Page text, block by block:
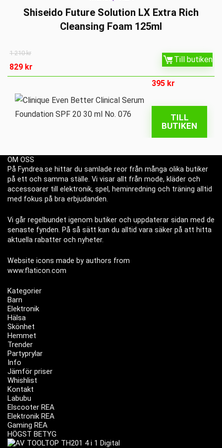
Shiseido Future Solution LX Extra Rich
Cleansing Foam 125ml
1 210kr
829 kr
Till butiken
395 kr
TILL
BUTIKEN
OM OSS
På Fyndrea.se hittar du samlade reor från många olika butiker
på ett och samma ställe. Vi visar allt från mode, kläder och
accessoarer till elektronik, spel, heminredning och träning alltid
med fokus på bra erbjudanden.
Vi går regelbundet igenom butiker och uppdaterar sidan med de
senaste fynden. På så sätt kan du alltid vara säker på att hitta
aktuella rabatter och nyheter.
Website icons made by authors from
www.flaticon.com
Kategorier
Barn
Elektronik
Hälsa
Skönhet
Hemmet
Trender
Partyprylar
Info
Jämför priser
Whishlist
Kontakt
Labubu
Elscooter REA
Elektronik REA
Gaming REA
HÖGST BETYG